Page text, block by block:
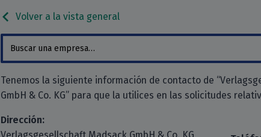
Volver a la vista general
Tenemos la siguiente información de contacto de
GmbH & Co. KG” para que la utilices en las solicitudes
Dirección: